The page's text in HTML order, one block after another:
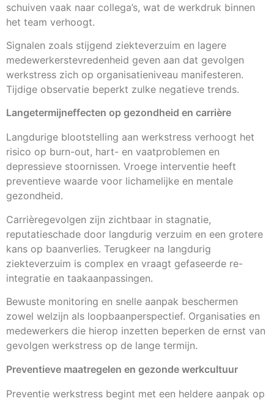
schuiven vaak naar collega’s, wat de werkdruk binnen
het team verhoogt.
Signalen zoals stijgend ziekteverzuim en lagere
medewerkerstevredenheid geven aan dat gevolgen
werkstress zich op organisatieniveau manifesteren.
Tijdige observatie beperkt zulke negatieve trends.
Langetermijneffecten op gezondheid en carrière
Langdurige blootstelling aan werkstress verhoogt het
risico op burn-out, hart- en vaatproblemen en
depressieve stoornissen. Vroege interventie heeft
preventieve waarde voor lichamelijke en mentale
gezondheid.
Carrièregevolgen zijn zichtbaar in stagnatie,
reputatieschade door langdurig verzuim en een grotere
kans op baanverlies. Terugkeer na langdurig
ziekteverzuim is complex en vraagt gefaseerde re-
integratie en taakaanpassingen.
Bewuste monitoring en snelle aanpak beschermen
zowel welzijn als loopbaanperspectief. Organisaties en
medewerkers die hierop inzetten beperken de ernst van
gevolgen werkstress op de lange termijn.
Preventieve maatregelen en gezonde werkcultuur
Preventie werkstress begint met een heldere aanpak op